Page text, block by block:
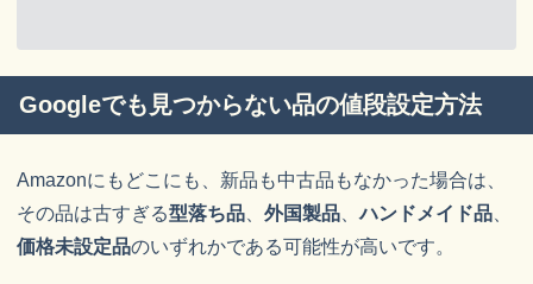
Googleでも見つからない品の値段設定方法
Amazonにもどこにも、新品も中古品もなかった場合は、
その品は古すぎる型落ち品 外国製品 、ハンドメイド品
価格未設定品のいずれかである可能性が高いです。